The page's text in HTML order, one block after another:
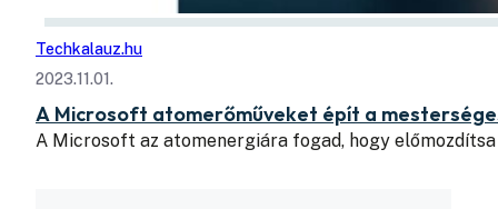
Techkalauz.hu
2023.11.01.
A Microsoft atomerőműveket épít a
A Microsoft az atomenergiára fogad, hogy